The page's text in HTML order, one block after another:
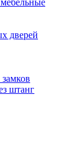
дверей
штанг